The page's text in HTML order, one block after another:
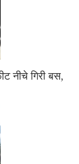
नीचे गिरी बस,